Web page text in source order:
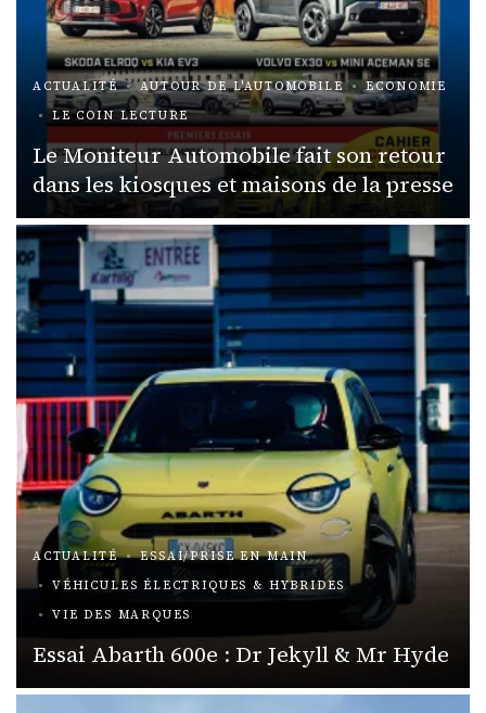
ACTUALITÉ AUTOUR DE L'AUTOMOBILE
ECONOMIE
LE COIN LECTURE
Le Moniteur Automobile fait son retour
dans les kiosques et maisons de la presse
ACTUALITÉ
ESSAI/PRISE EN MAIN
VÉHICULES ÉLECTRIQUES & HYBRIDES
VIE DES MARQUES
Essai Abarth 600e : Dr Jekyll & Mr Hyde